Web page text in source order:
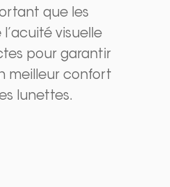
que les
l’acuité visuelle
pour garantir
meilleur confort
lunettes.